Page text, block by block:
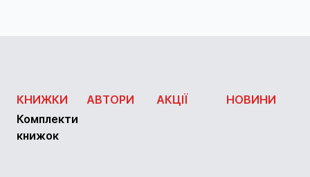
КНИЖКИ
Комплекти
книжок
АВТОРИ АКЦІЇ НОВИНИ